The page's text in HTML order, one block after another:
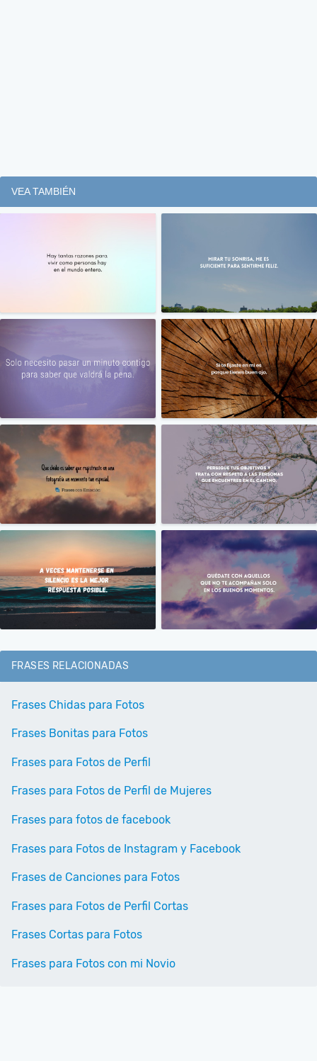
VEA TAMBIÉN
FRASES RELACIONADAS
Frases Chidas para Fotos
Frases Bonitas para Fotos
Frases para Fotos de Perfil
Frases para Fotos de Perfil de Mujeres
Frases para fotos de facebook
Frases para Fotos de Instagram y Facebook
Frases de Canciones para Fotos
Frases para Fotos de Perfil Cortas
Frases Cortas para Fotos
Frases para Fotos con mi Novio